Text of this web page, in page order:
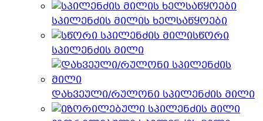
სპილენძის მილის ხელსაწყოები
სწორი
სპილენძის მილი
დახვეული/რულონი სპილენძის მილი